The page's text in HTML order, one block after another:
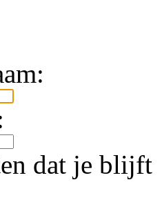
dat je blijft